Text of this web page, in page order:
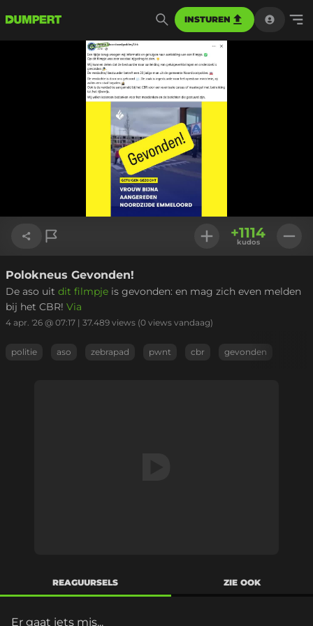
INSTUREN
Link kopiëren
+1114
kudos
Polokneus Gevonden!
De aso uit dit filmpje is gevonden: en mag zich even melden
bij het CBR! Via
4 apr. '26 @ 07:17 | 37.489 views (0 views vandaag)
politie aso zebrapad pwnt cbr gevonden
REAGUURSELS ZIE OOK
Er gaat iets mis...